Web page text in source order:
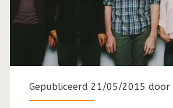
Gepubliceerd 21/05/2015 door